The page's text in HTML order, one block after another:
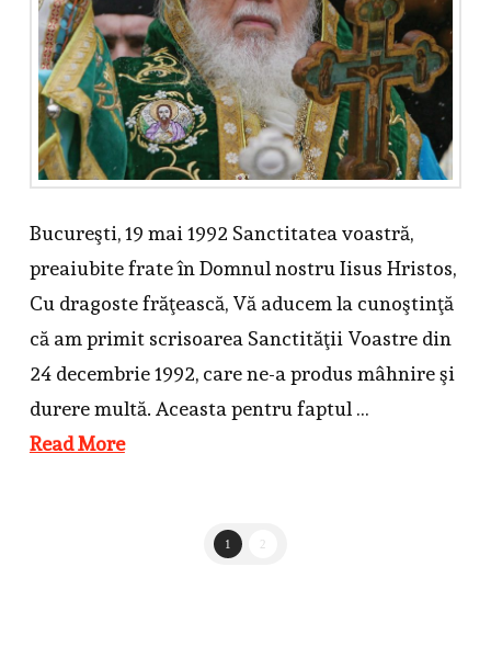
Bucureşti, 19 mai 1992 Sanctitatea voastră,
preaiubite frate în Domnul nostru Iisus Hristos,
Cu dragoste frăţească, Vă aducem la cunoştinţă
că am primit scrisoarea Sanctităţii Voastre din
24 decembrie 1992, care ne-a produs mâhnire şi
durere multă. Aceasta pentru faptul …
Read More
1